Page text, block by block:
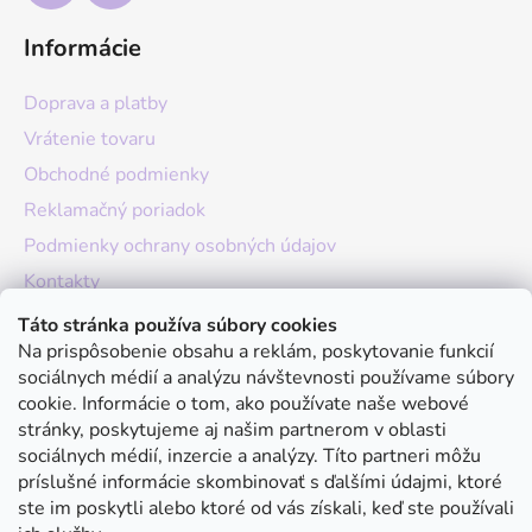
Táto stránka používa súbory cookies
Na prispôsobenie obsahu a reklám, poskytovanie funkcií
sociálnych médií a analýzu návštevnosti používame súbory
cookie. Informácie o tom, ako používate naše webové
stránky, poskytujeme aj našim partnerom v oblasti
sociálnych médií, inzercie a analýzy. Títo partneri môžu
príslušné informácie skombinovať s ďalšími údajmi, ktoré
ste im poskytli alebo ktoré od vás získali, keď ste používali
Informácie
Doprava a platby
Vrátenie tovaru
Obchodné podmienky
Reklamačný poriadok
Podmienky ochrany osobných údajov
Kontakty
O nás
Hodnotenie obchodu
Moja objednávka
Instagram